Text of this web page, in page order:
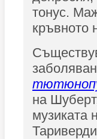
тонус.
кръвното
на
музиката